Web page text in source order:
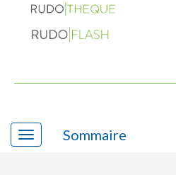
Sommaire